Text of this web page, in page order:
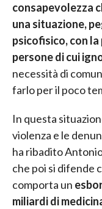
consapevolezza
una situazione,
psicofisico, con
persone di cui
necessità di
farlo per il poco
In questa
violenza e le
ha ribadito
che poi si difende
comporta un
miliardi di